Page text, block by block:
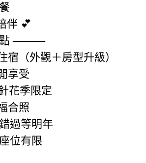
伴 💕
———
宿（外觀＋房型升級）
享受
花季限定
合照
過等明年
位有限